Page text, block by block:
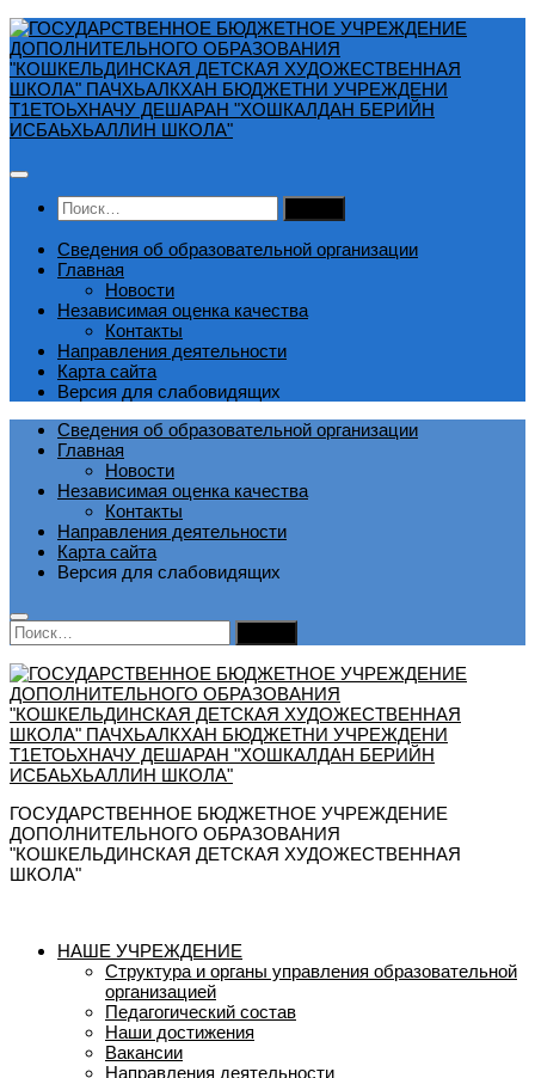
Перейти
к
содержимому
Найти:
Сведения об образовательной организации
Главная
Новости
Независимая оценка качества
Контакты
Направления деятельности
Карта сайта
Версия для слабовидящих
Сведения об образовательной организации
Главная
Новости
Независимая оценка качества
Контакты
Направления деятельности
Карта сайта
Версия для слабовидящих
Найти:
ГОСУДАРСТВЕННОЕ БЮДЖЕТНОЕ УЧРЕЖДЕНИЕ
ДОПОЛНИТЕЛЬНОГО ОБРАЗОВАНИЯ
"КОШКЕЛЬДИНСКАЯ ДЕТСКАЯ ХУДОЖЕСТВЕННАЯ
ШКОЛА"
НАШЕ УЧРЕЖДЕНИЕ
Структура и органы управления образовательной
организацией
Педагогический состав
Наши достижения
Вакансии
Направления деятельности